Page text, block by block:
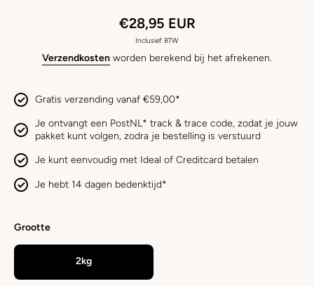
€28,95 EUR
Inclusief BTW
Verzendkosten worden berekend bij het afrekenen.
Gratis verzending vanaf €59,00*
Je ontvangt een PostNL* track & trace code, zodat je jouw
pakket kunt volgen, zodra je bestelling is verstuurd
Je kunt eenvoudig met Ideal of Creditcard betalen
Je hebt 14 dagen bedenktijd*
Grootte
2kg